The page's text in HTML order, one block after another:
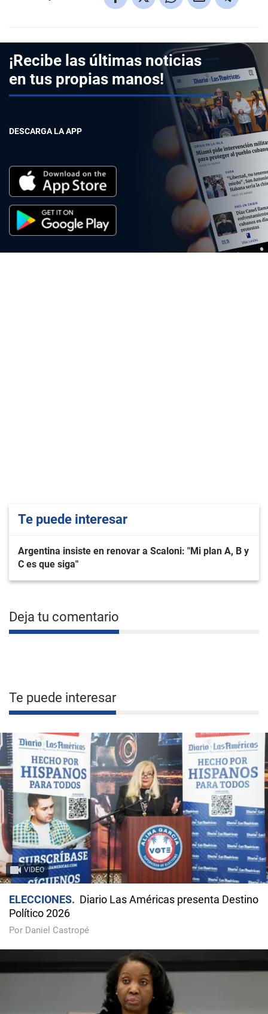
¡Recibe las últimas noticias
en tus propias manos!
DESCARGA LA APP
Te puede interesar
Argentina insiste en renovar a Scaloni: "Mi plan A, B y
C es que siga"
Deja tu comentario
Te puede interesar
VIDEO
ELECCIONES
Diario Las Américas presenta Destino
Político 2026
Por Daniel Castropé